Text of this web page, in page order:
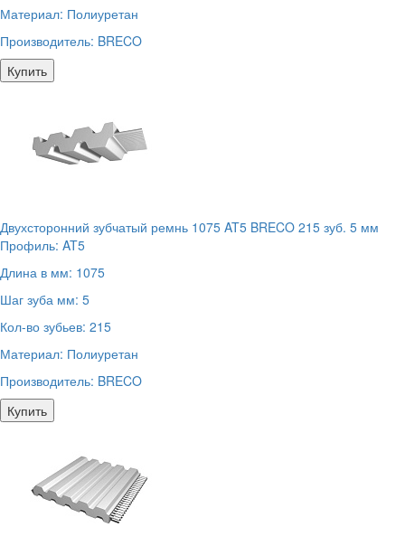
Материал: Полиуретан
Производитель: BRECO
Купить
Двухсторонний зубчатый ремнь 1075 AT5 BRECO 215 зуб. 5 мм
Профиль: AT5
Длина в мм: 1075
Шаг зуба мм: 5
Кол-во зубьев: 215
Материал: Полиуретан
Производитель: BRECO
Купить